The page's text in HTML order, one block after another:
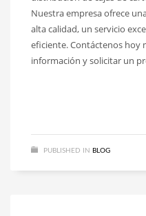
Nuestra empresa ofrece
alta calidad, un servicio
eficiente. Contáctenos hoy
información y solicitar un
PUBLISHED IN BLOG